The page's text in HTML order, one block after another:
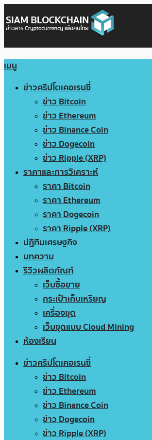
เมนู
ข่าวคริปโตเคอเรนซี่
ข่าว Bitcoin
ข่าว Ethereum
ข่าว Binance Coin
ข่าว Dogecoin
ข่าว Ripple (XRP)
ราคาและการวิเคราะห์
ราคา Bitcoin
ราคา Ethereum
ราคา Dogecoin
ราคา Ripple (XRP)
ปฏิทินเศรษฐกิจ
บทความ
รีวิวผลิตภัณฑ์
เว็บซื้อขาย
กระเป๋าเก็บเหรียญ
เครื่องขุด
เว็บขุดแบบ Cloud Mining
ห้องเรียน
ข่าวคริปโตเคอเรนซี่
ข่าว Bitcoin
ข่าว Ethereum
ข่าว Binance Coin
ข่าว Dogecoin
ข่าว Ripple (XRP)